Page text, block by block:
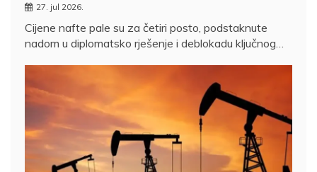
27. jul 2026.
Cijene nafte pale su za četiri posto, podstaknute
nadom u diplomatsko rješenje i deblokadu ključnog…